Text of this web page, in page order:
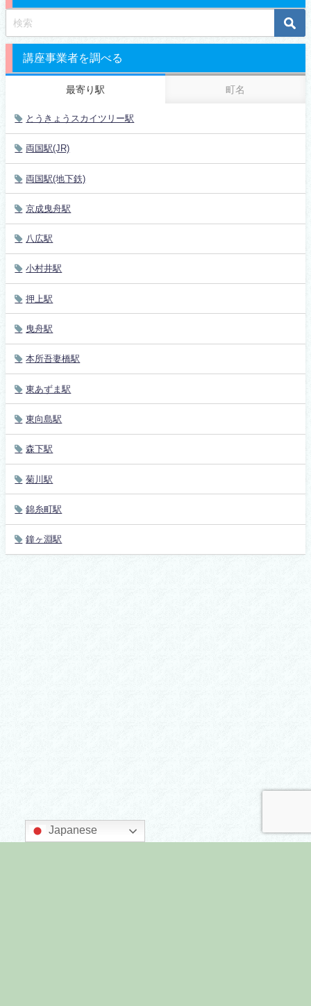
講座事業者を調べる
最寄り駅 町名
とうきょうスカイツリー駅
両国駅(JR)
両国駅(地下鉄)
京成曳舟駅
八広駅
小村井駅
押上駅
曳舟駅
本所吾妻橋駅
東あずま駅
東向島駅
森下駅
菊川駅
錦糸町駅
鐘ヶ淵駅
Japanese